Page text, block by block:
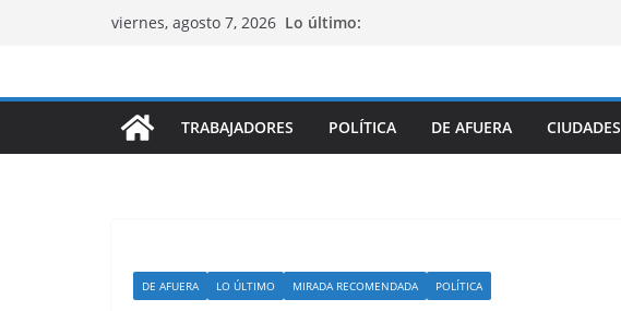
viernes, agosto 7, 2026 Lo último:
TRABAJADORES POLÍTICA DE AFUERA CIUDADES
DE AFUERA LO ÚLTIMO MIRADA RECOMENDADA POLÍTICA